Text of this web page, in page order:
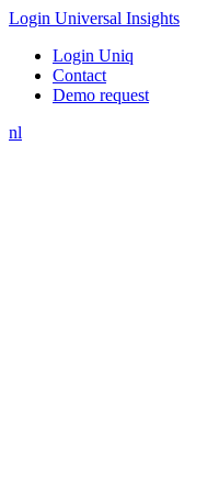
Login Universal Insights
Login Uniq
Contact
Demo request
nl